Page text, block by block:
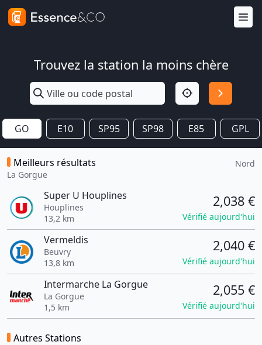
Trouvez la station la moins chère
GO E10 SP95 SP98 E85 GPL
Meilleurs résultats
La Gorgue
Nord
Super U Houplines
Houplines
13,2 km
2,038 €
Vérifié aujourd'hui
Vermeldis
Beuvry
13,8 km
2,040 €
Vérifié aujourd'hui
Intermarche La Gorgue
La Gorgue
1,5 km
2,055 €
Vérifié aujourd'hui
Autres Stations